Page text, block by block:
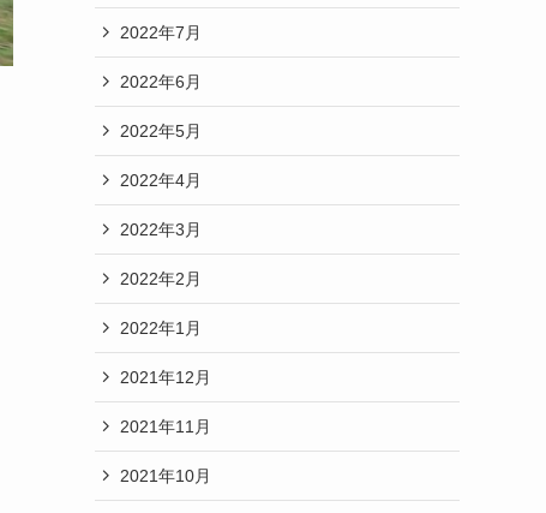
2022年7月
2022年6月
2022年5月
2022年4月
2022年3月
2022年2月
2022年1月
2021年12月
2021年11月
2021年10月